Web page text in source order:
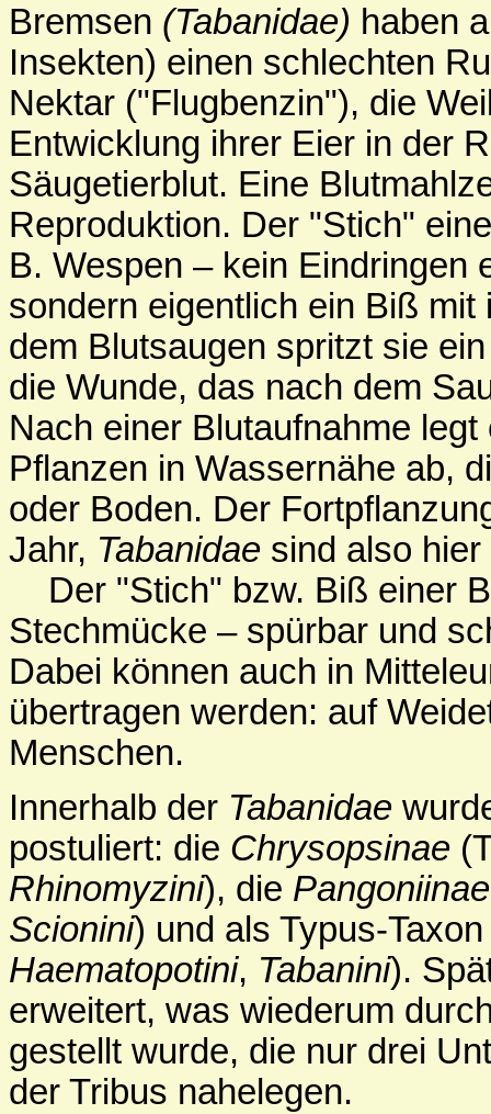
Bremsen (Tabanidae) haben
Insekten) einen schlechten
Nektar ("Flugbenzin"), die
Entwicklung ihrer Eier in der
Säugetierblut. Eine
Reproduktion. Der "Stich"
B. Wespen – kein Eindringen
sondern eigentlich ein Biß
dem Blutsaugen spritzt sie
die Wunde, das nach dem
Nach einer Blutaufnahme
Pflanzen in Wassernähe ab,
oder Boden. Der
Jahr, Tabanidae sind also hier
Der "Stich" bzw. Biß einer
Stechmücke – spürbar und
Dabei können auch in
übertragen werden: auf
Menschen.
Innerhalb der Tabanidae
postuliert: die Chrysopsinae
Rhinomyzini), die Pangoniinae
Scionini) und als Typus-
Haematopotini, Tabanini).
erweitert, was wiederum
gestellt wurde, die nur drei
der Tribus nahelegen.